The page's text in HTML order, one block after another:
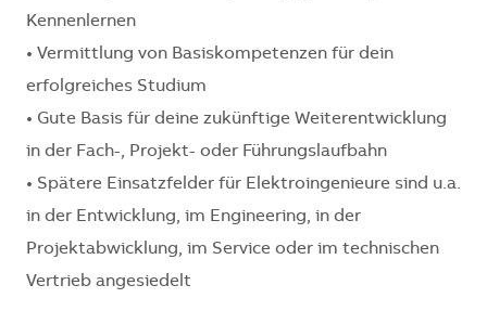
Kennenlernen
• Vermittlung von Basiskompetenzen für dein
erfolgreiches Studium
• Gute Basis für deine zukünftige Weiterentwicklung
in der Fach-, Projekt- oder Führungslaufbahn
• Spätere Einsatzfelder für Elektroingenieure sind u.a.
in der Entwicklung, im Engineering, in der
Projektabwicklung, im Service oder im technischen
Vertrieb angesiedelt